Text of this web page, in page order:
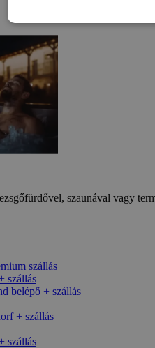
szaunával vagy
szállás
szállás
belépő + szállás
+ szállás
szállás